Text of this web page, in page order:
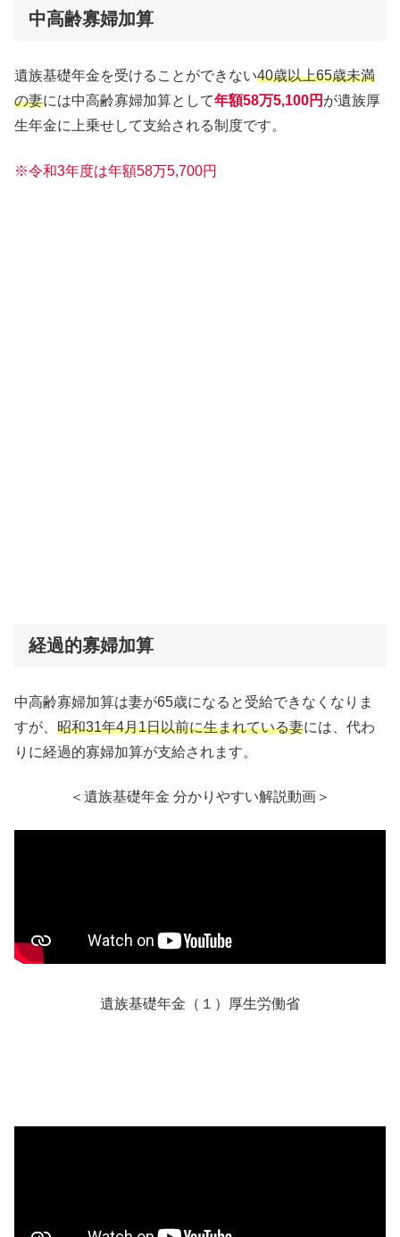
中高齢寡婦加算
遺族基礎年金を受けることができない40歳以上65歳未満
の妻には中高齢寡婦加算として年額58万5,100円 が遺族厚
生年金に上乗せして支給される制度です。
※令和3年度は年額58万5,700円
経過的寡婦加算
中高齢寡婦加算は妻が65歳になると受給できなくなりま
すが、 昭和31年4月1日以前に生まれている妻には、代わ
りに経過的寡婦加算が支給されます。
＜遺族基礎年金 分かりやすい解説動画＞
遺族基礎年金（１）厚生労働省